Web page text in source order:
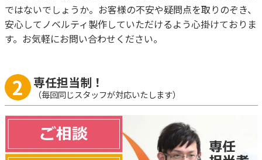
ではないでしょうか。お客様の不安や疑問点を取りのぞき、
安心してノベルティ製作していただけるよう心掛けておりま
す。お気軽にお問い合わせください。
2 専任担当制！
（毎回同じスタッフが対応いたします）